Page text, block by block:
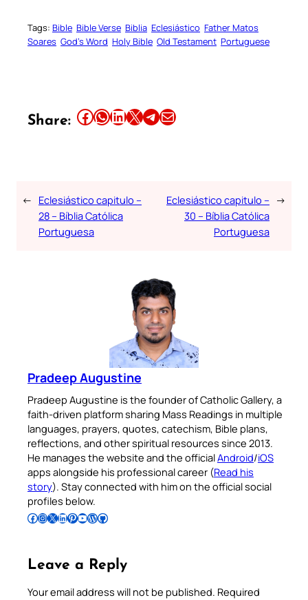
Tags: Bible Bible Verse Biblia Eclesiástico Father Matos
Soares God’s Word Holy Bible Old Testament Portuguese
Share: Share this article on Facebook Share this article on WhatsApp Share this article on LinkedIn Share this article on X Share this article on TelegramEmail this Article
← Eclesiástico capitulo –
28 – Bíblia Católica
Portuguesa
Eclesiástico capitulo –
30 – Bíblia Católica
Portuguesa
→
Pradeep Augustine
Pradeep Augustine is the founder of Catholic Gallery, a
faith-driven platform sharing Mass Readings in multiple
languages, prayers, quotes, catechism, Bible plans,
reflections, and other spiritual resources since 2013.
He manages the website and the officialAndroid/iOS
apps alongside his professional career (Read his
story). Stay connected with him on the official social
profiles below.
Follow Pradeep on Facebook Follow Pradeep on InstagramFollow Pradeep on X Follow Pradeep on LinkedIn Follow Pradeep on Pinterest Subscribe to Pradeep’s Youtube Channel Follow Pradeep on WordPress Follow Pradeep on GitHub
Leave a Reply
Your email address will not be published. Required